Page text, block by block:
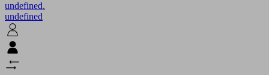
undefined.
undefined